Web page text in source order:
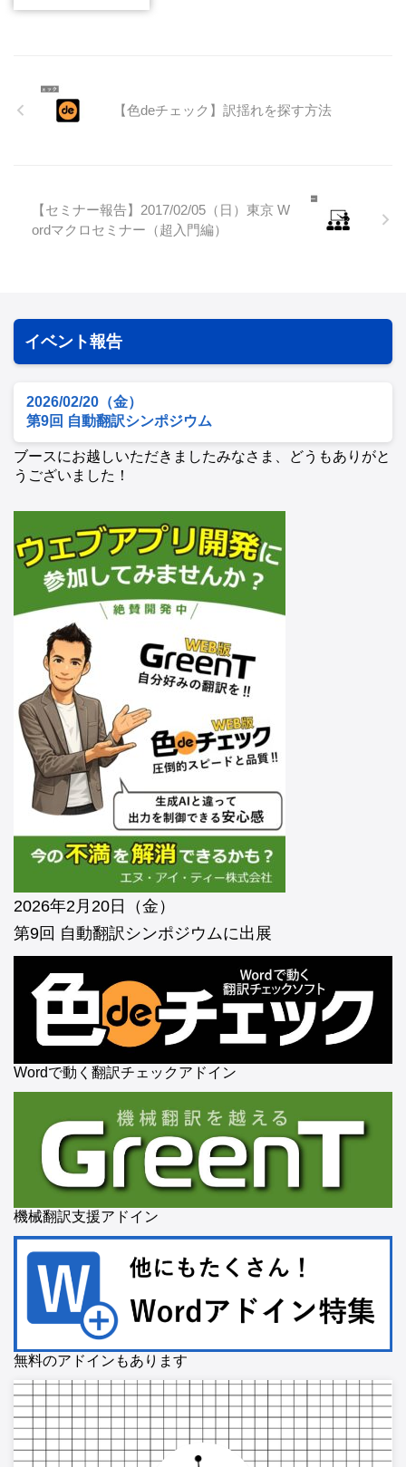
【色deチェック】訳揺れを探す方法
【セミナー報告】2017/02/05（日）東京 W
ordマクロセミナー（超入門編）
イベント報告
2026/02/20（金）
第9回 自動翻訳シンポジウム
ブースにお越しいただきましたみなさま、どうもありがと
うございました！
2026年2月20日（金）
第9回 自動翻訳シンポジウムに出展
Wordで動く翻訳チェックアドイン
機械翻訳支援アドイン
無料のアドインもあります